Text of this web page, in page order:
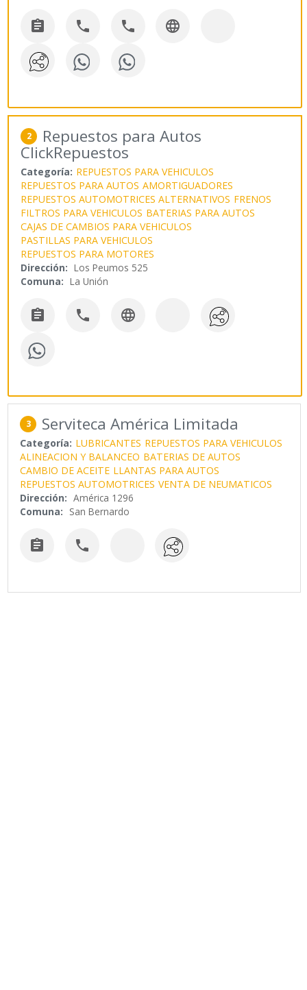
   
2 Repuestos para Autos
ClickRepuestos
Categoría: REPUESTOS PARA VEHICULOS
REPUESTOS PARA AUTOS AMORTIGUADORES
REPUESTOS AUTOMOTRICES ALTERNATIVOS FRENOS
FILTROS PARA VEHICULOS BATERIAS PARA AUTOS
CAJAS DE CAMBIOS PARA VEHICULOS
PASTILLAS PARA VEHICULOS
REPUESTOS PARA MOTORES
Dirección: Los Peumos 525
Comuna: La Unión
  
3 Serviteca América Limitada
Categoría: LUBRICANTES REPUESTOS PARA VEHICULOS
ALINEACION Y BALANCEO BATERIAS DE AUTOS
CAMBIO DE ACEITE LLANTAS PARA AUTOS
REPUESTOS AUTOMOTRICES VENTA DE NEUMATICOS
Dirección: América 1296
Comuna: San Bernardo
 